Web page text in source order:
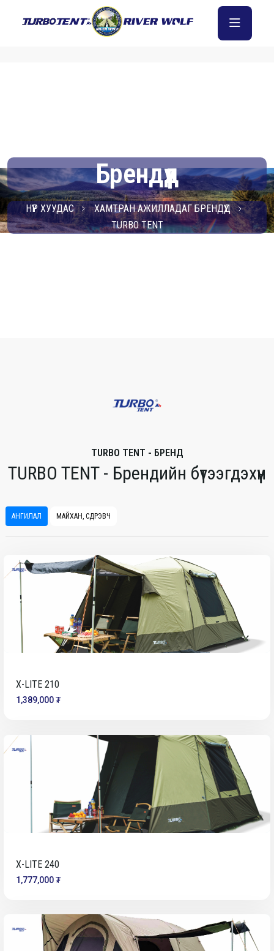
Брендүүд
НҮҮР ХУУДАС
ХАМТРАН АЖИЛЛАДАГ БРЕНДҮҮД
TURBO TENT
TURBO TENT - БРЕНД
TURBO TENT - Брендийн бүтээгдэхүүн
АНГИЛАЛ МАЙХАН, СҮҮДРЭВЧ
X-LITE 210
1,389,000 ₮
X-LITE 240
1,777,000 ₮